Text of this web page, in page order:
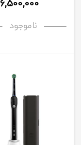
6,500,000
ناموجود